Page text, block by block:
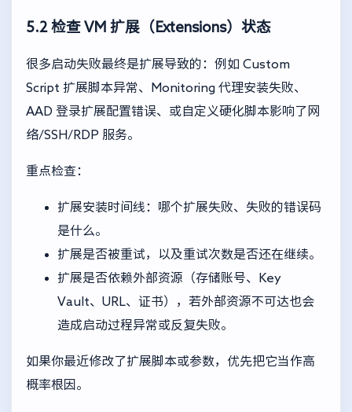
5.2 检查 VM 扩展（Extensions）状态
很多启动失败最终是扩展导致的：例如 Custom
Script 扩展脚本异常、Monitoring 代理安装失败、
AAD 登录扩展配置错误、或自定义硬化脚本影响了网
络/SSH/RDP 服务。
重点检查：
扩展安装时间线：哪个扩展失败、失败的错误码
是什么。
扩展是否被重试，以及重试次数是否还在继续。
扩展是否依赖外部资源（存储账号、Key
Vault、URL、证书），若外部资源不可达也会
造成启动过程异常或反复失败。
如果你最近修改了扩展脚本或参数，优先把它当作高
概率根因。